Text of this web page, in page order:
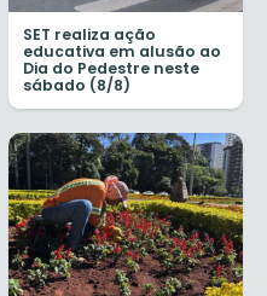
SET realiza ação
educativa em alusão ao
Dia do Pedestre neste
sábado (8/8)